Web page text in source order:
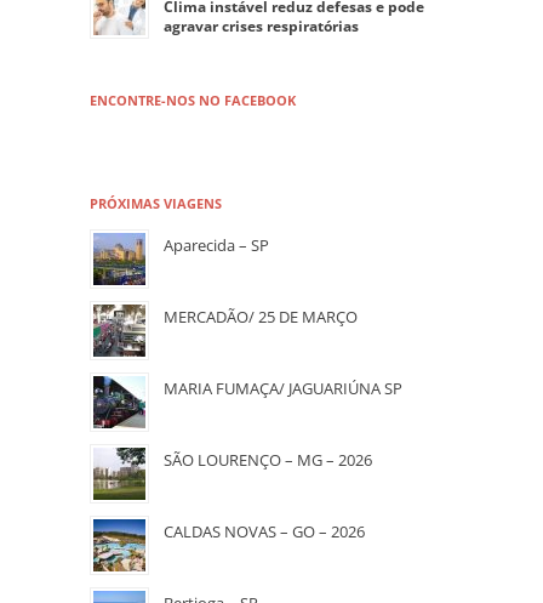
Clima instável reduz defesas e pode
agravar crises respiratórias
ENCONTRE-NOS NO FACEBOOK
PRÓXIMAS VIAGENS
Aparecida – SP
MERCADÃO/ 25 DE MARÇO
MARIA FUMAÇA/ JAGUARIÚNA SP
SÃO LOURENÇO – MG – 2026
CALDAS NOVAS – GO – 2026